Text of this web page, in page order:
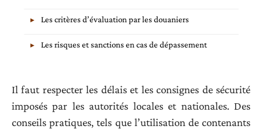
Les critères d’évaluation par les douaniers
Les risques et sanctions en cas de dépassement
Il faut respecter les délais et les consignes de sécurité
imposés par les autorités locales et nationales. Des
conseils pratiques, tels que l’utilisation de contenants